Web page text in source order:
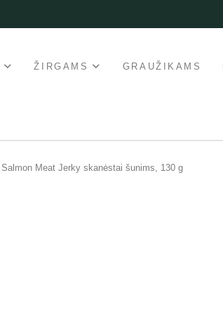
ŽIRGAMS GRAUŽIKAMS
Meat Jerky skanėstai šunims, 130 g